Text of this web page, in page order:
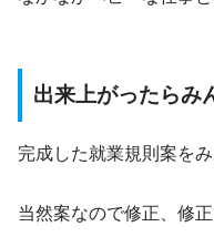
出来上がったらみ
完成した就業規則案を
当然案なので修正、修正